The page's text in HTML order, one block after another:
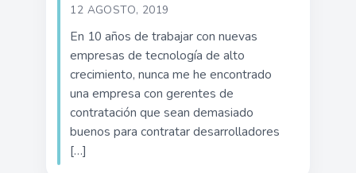
12 AGOSTO, 2019
En 10 años de trabajar con nuevas
empresas de tecnología de alto
crecimiento, nunca me he encontrado
una empresa con gerentes de
contratación que sean demasiado
buenos para contratar desarrolladores
[…]